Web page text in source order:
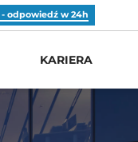
odpowiedź w 24h
KARIERA